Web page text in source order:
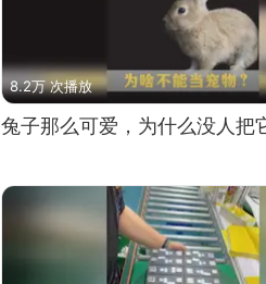
8.2万 次播放
兔子那么可爱，为什么没人把